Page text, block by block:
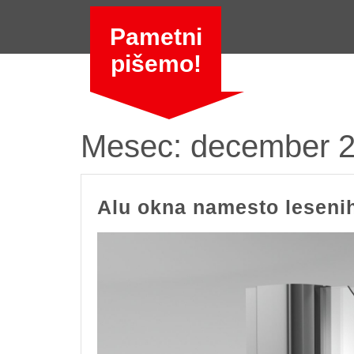
Pametni
pišemo!
Mesec: december
Alu okna namesto